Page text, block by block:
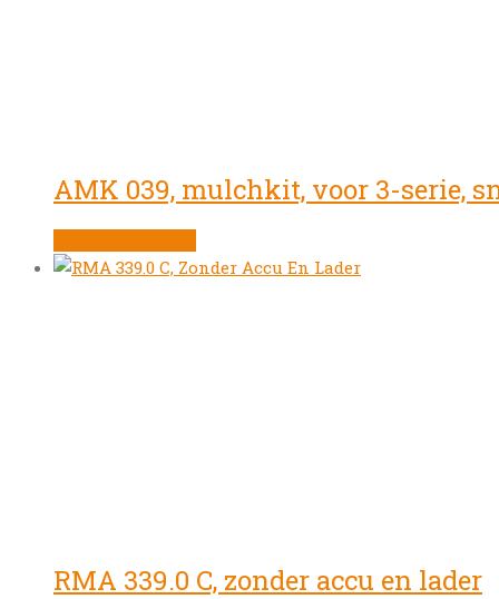
AMK 039, mulchkit, voor 3-serie,
RMA 339.0 C, zonder accu en lader